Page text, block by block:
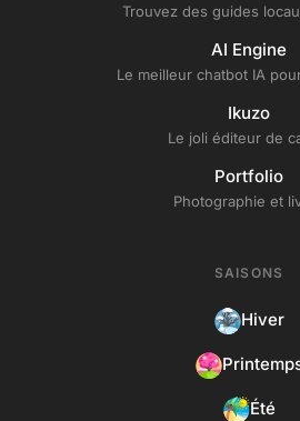
Trouvez des guides
AI Engine
Le meilleur chatbot IA
Ikuzo
Le joli éditeur de
Portfolio
Photographie et
SAISONS
Hiver
Été